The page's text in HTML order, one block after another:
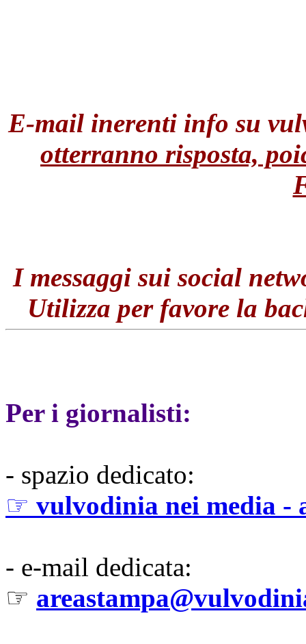
E-mail inerenti info su
otterranno risposta,
I messaggi sui social
Utilizza per favore la
Per i giornalisti:
- spazio dedicato:
☞ vulvodinia nei media -
- e-mail dedicata:
☞